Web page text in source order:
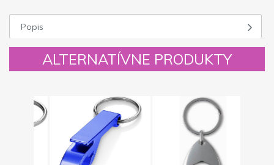
Popis
ALTERNATÍVNE PRODUKTY